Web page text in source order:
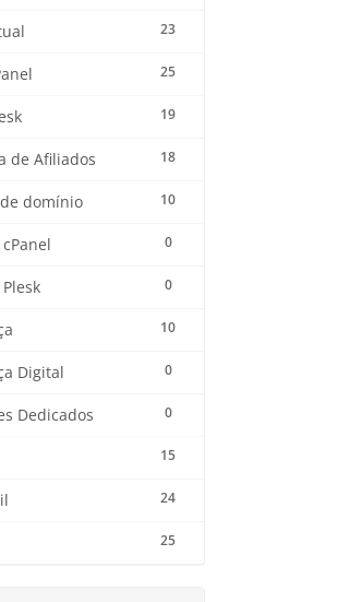
23
25
19
18
de Afiliados
10
domínio
0
0
10
0
Digital
0
Dedicados
15
24
25